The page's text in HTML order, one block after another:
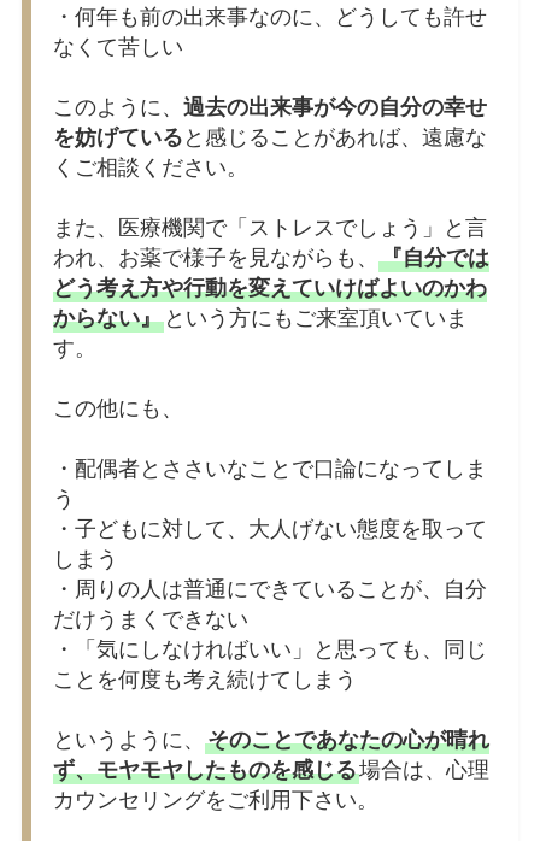
・何年も前の出来事なのに、どうしても許せ
なくて苦しい
このように、 過去の出来事が今の自分の幸せ
を妨げている と感じることがあれば、遠慮な
くご相談ください。
また、医療機関で「ストレスでしょう」と言
われ、お薬で様子を見ながらも、 『自分では
どう考え方や行動を変えていけばよいのかわ
からない』という方にもご来室頂いていま
す。
この他にも、
・配偶者とささいなことで口論になってしま
う
・子どもに対して、大人げない態度を取って
しまう
・周りの人は普通にできていることが、自分
だけうまくできない
・「気にしなければいい」と思っても、同じ
ことを何度も考え続けてしまう
というように、 そのことであなたの心が晴れ
ず、モヤモヤしたものを感じる場合は、心理
カウンセリングをご利用下さい。